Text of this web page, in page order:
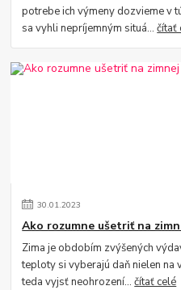
potrebe ich výmeny dozvieme v
sa vyhli nepríjemným situá...čítať
30.01.2023
Ako rozumne ušetriť na
Zima je obdobím zvýšených
teploty si vyberajú daň nielen na
teda vyjsť neohrození...čítať celé